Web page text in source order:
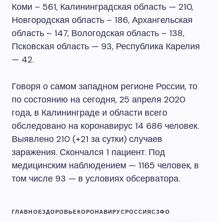
Коми – 561, Калининградская область — 210,
Новгородская область – 186, Архангельская
область – 147, Вологодская область – 138,
Псковская область — 93, Республика Карелия
— 42.
Говоря о самом западном регионе России, то
по состоянию на сегодня, 25 апреля 2020
года, в Калининграде и области всего
обследовано на коронавирус 14 686 человек.
Выявлено 210 (+21 за сутки) случаев
заражения. Скончался 1 пациент. Под
медицинским наблюдением — 1165 человек, в
том числе 93 — в условиях обсерватора.
ГЛАВНОЕЗДОРОВЬЕКОРОНАВИРУСРОССИЯСЗФО